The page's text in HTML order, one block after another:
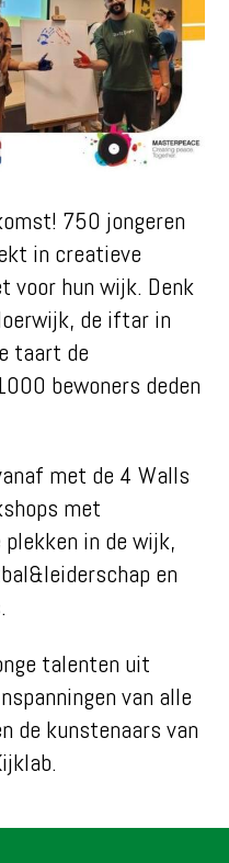
750 jongeren
in creatieve
voor hun wijk. Denk
de iftar in
taart de
bewoners deden
met de 4 Walls
met
in de wijk,
en
talenten uit
van alle
de kunstenaars van